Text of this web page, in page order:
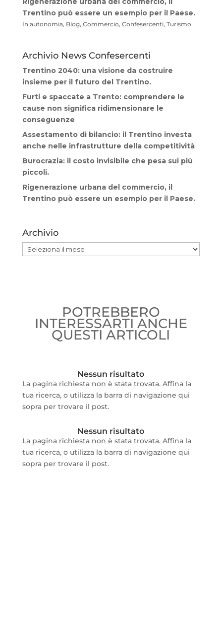
Trentino può essere un esempio per il Paese.
In autonomia, Blog, Commercio, Confesercenti, Turismo
Archivio News Confesercenti
Trentino 2040: una visione da costruire
insieme per il futuro del Trentino.
Furti e spaccate a Trento: comprendere le
cause non significa ridimensionare le
conseguenze
Assestamento di bilancio: il Trentino investa
anche nelle infrastrutture della competitività
Burocrazia: il costo invisibile che pesa sui più
piccoli.
Rigenerazione urbana del commercio, il
Trentino può essere un esempio per il Paese.
Archivio
Archivio
POTREBBERO
INTERESSARTI ANCHE
QUESTI ARTICOLI
Nessun risultato
La pagina richiesta non è stata trovata. Affina la
tua ricerca, o utilizza la barra di navigazione qui
sopra per trovare il post.
Nessun risultato
La pagina richiesta non è stata trovata. Affina la
tua ricerca, o utilizza la barra di navigazione qui
sopra per trovare il post.